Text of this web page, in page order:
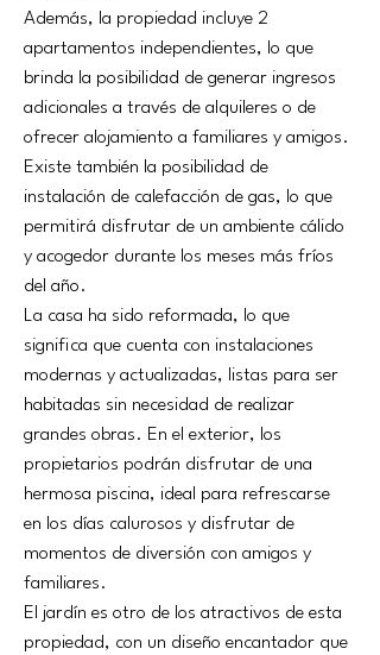
Además, la propiedad incluye 2
apartamentos independientes, lo que
brinda la posibilidad de generar ingresos
adicionales a través de alquileres o de
ofrecer alojamiento a familiares y amigos.
Existe también la posibilidad de
instalación de calefacción de gas, lo que
permitirá disfrutar de un ambiente cálido
y acogedor durante los meses más fríos
del año.
La casa ha sido reformada, lo que
significa que cuenta con instalaciones
modernas y actualizadas, listas para ser
habitadas sin necesidad de realizar
grandes obras. En el exterior, los
propietarios podrán disfrutar de una
hermosa piscina, ideal para refrescarse
en los días calurosos y disfrutar de
momentos de diversión con amigos y
familiares.
El jardín es otro de los atractivos de esta
propiedad, con un diseño encantador que